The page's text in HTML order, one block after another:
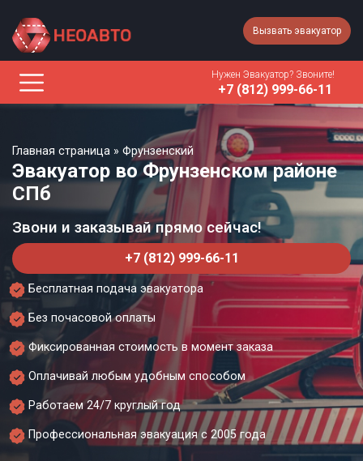
Вызвать эвакуатор
Нужен Эвакуатор? Звоните!
+7 (812) 999-66-11
Главная страница » Фрунзенский
Эвакуатор во Фрунзенском районе
СПб
Звони и заказывай прямо сейчас!
+7 (812) 999-66-11
Бесплатная подача эвакуатора
Без почасовой оплаты
Фиксированная стоимость в момент заказа
Оплачивай любым удобным способом
Работаем 24/7 круглый год
Профессиональная эвакуация с 2005 года